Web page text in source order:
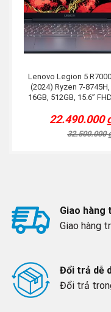
Lenovo Legion 5 R7000
(2024) Ryzen 7-8745H,
16GB, 512GB, 15.6” FHD
32.500.000
was:
22.490.000
is:
Giao hàng
Giao hàng
Đổi trả dễ
Đổi trả